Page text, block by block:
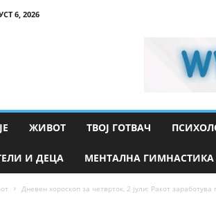
6, 2026
ЖИВОТ ТВОЈ ГОТВАЧ
И ДЕЦА МЕНТАЛНА ГИМНАСТИКА
Дневен хороскоп за четврток, 2 јули: Ракот